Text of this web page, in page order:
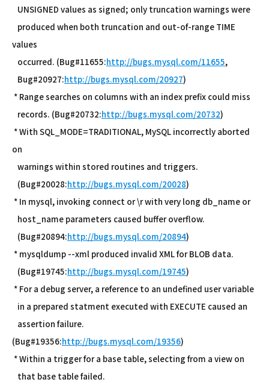
UNSIGNED values as signed; only truncation warnings were
produced when both truncation and out-of-range TIME
values
occurred. (Bug#11655:http://bugs.mysql.com/11655,
Bug#20927:http://bugs.mysql.com/20927)
* Range searches on columns with an index prefix could miss
records. (Bug#20732:http://bugs.mysql.com/20732)
* With SQL_MODE=TRADITIONAL, MySQL incorrectly aborted
on
warnings within stored routines and triggers.
(Bug#20028:http://bugs.mysql.com/20028)
* In mysql, invoking connect or \r with very long db_name or
host_name parameters caused buffer overflow.
(Bug#20894:http://bugs.mysql.com/20894)
* mysqldump --xml produced invalid XML for BLOB data.
(Bug#19745:http://bugs.mysql.com/19745)
* For a debug server, a reference to an undefined user variable
in a prepared statment executed with EXECUTE caused an
assertion failure.
(Bug#19356:http://bugs.mysql.com/19356)
* Within a trigger for a base table, selecting from a view on
that base table failed.